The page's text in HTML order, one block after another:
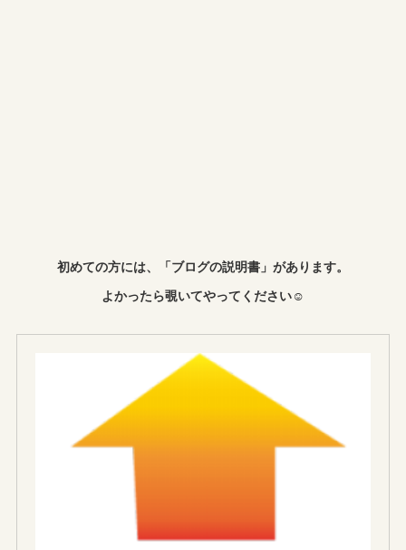
初めての方には、「ブログの説明書」があります。
よかったら覗いてやってください☺︎